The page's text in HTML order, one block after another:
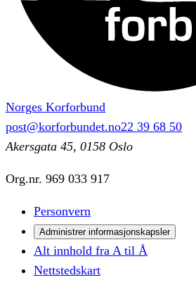
Norges Korforbund
post@korforbundet.no22 39 68 50
Akersgata 45, 0158 Oslo
Org.nr. 969 033 917
Personvern
Administrer informasjonskapsler
Alt innhold fra A til Å
Nettstedskart